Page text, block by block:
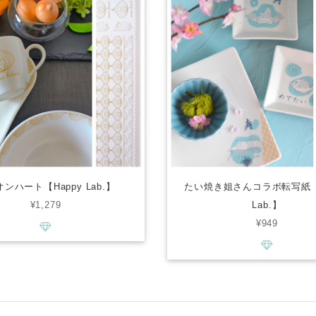
ンハート【Happy Lab.】
¥1,279
たい焼き姐さんコラボ転写紙
Lab.】
¥949